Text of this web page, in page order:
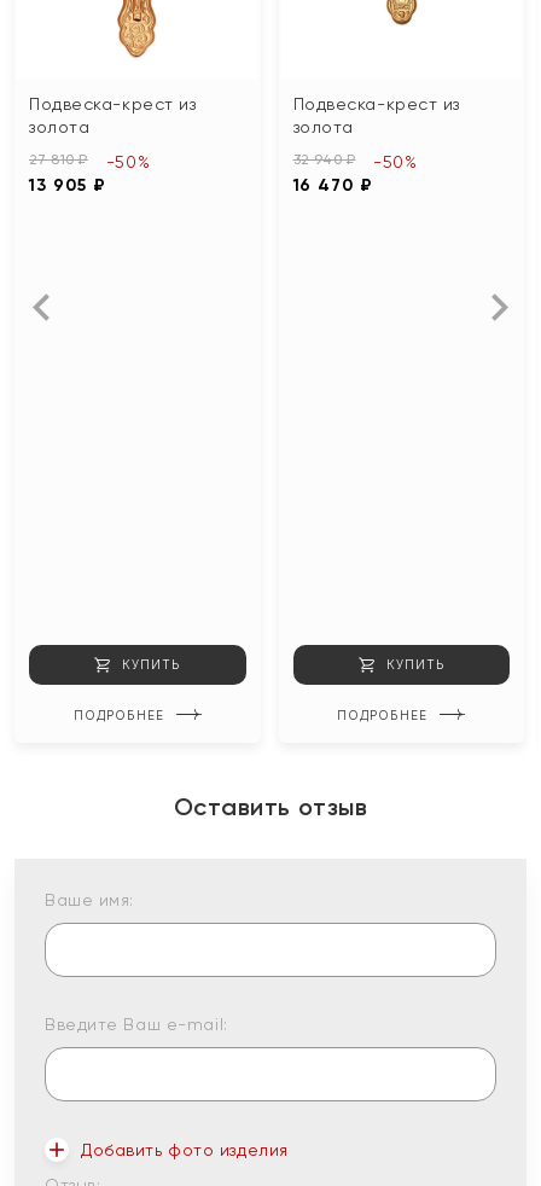
Подвеска-крест из
золота
27 810 ₽
13 905 ₽
-50%
КУПИТЬ
ПОДРОБНЕЕ
Подвеска-крест из
золота
32 940 ₽
16 470 ₽
-50%
КУПИТЬ
ПОДРОБНЕЕ
Оставить отзыв
Ваше имя:
Введите Ваш e-mail:
Добавить фото изделия